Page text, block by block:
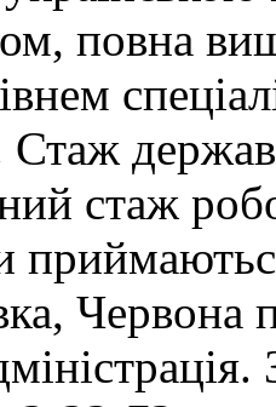
повна
Стаж
стаж
Червона